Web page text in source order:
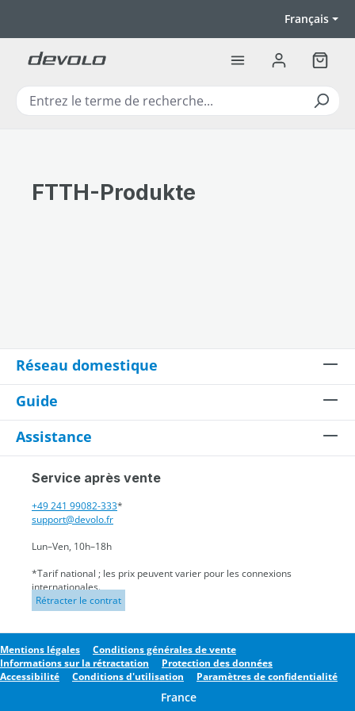
Français
Le
FTTH-Produkte
Réseau domestique
Guide
Assistance
Service après vente
+49 241 99082-333*
support@devolo.fr
Lun–Ven, 10h–18h
*Tarif national ; les prix peuvent varier pour les connexions
internationales.
Rétracter le contrat
Mentions légales
Conditions générales de vente
Informations sur la rétractation
Protection des données
Accessibilité
Conditions d'utilisation Paramètres de confidentialité
France